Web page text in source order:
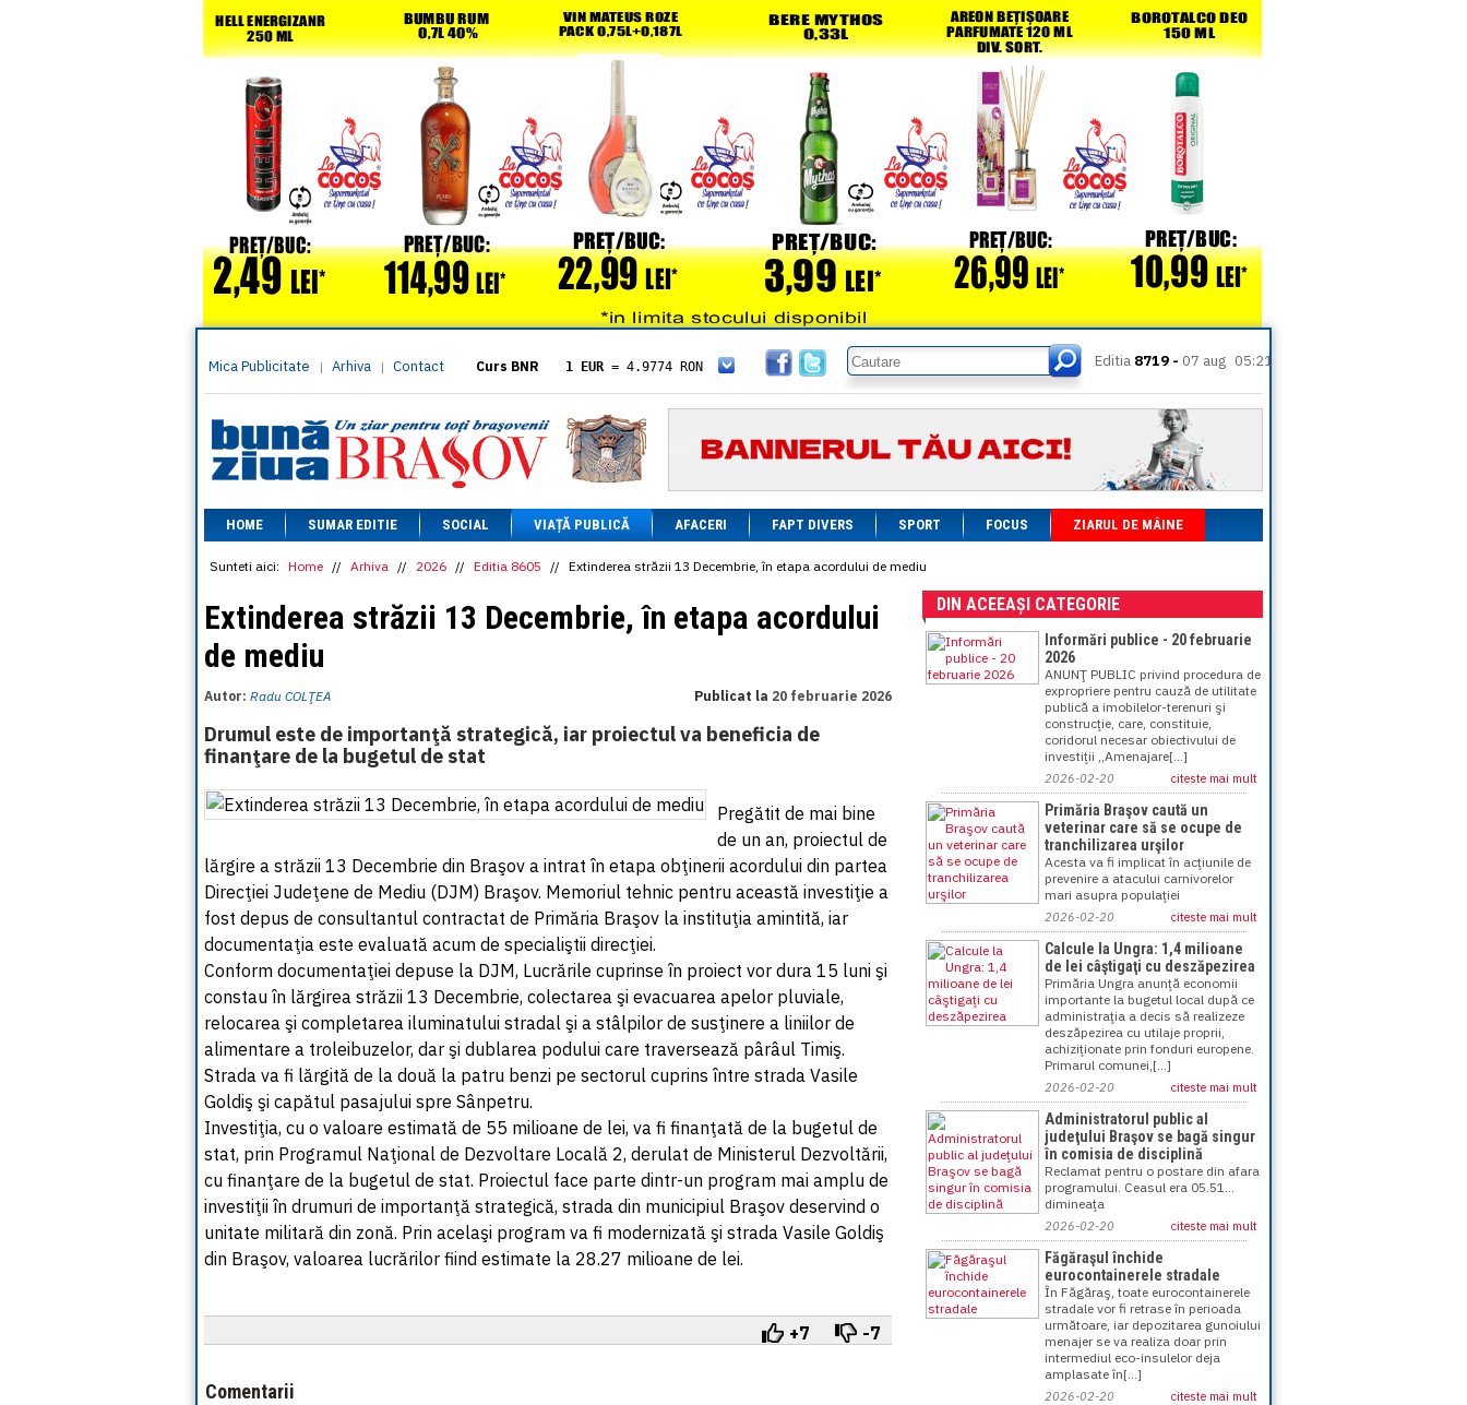
Mica Publicitate | Arhiva | Contact Curs BNR 1 EUR = 4.9774 RON
= 5.8304 RON
1 XAU= 464.4611 RON
1 AED= 1.1933 RON
1 AUD= 2.7957 RON
1 BGN= 2.5449 RON
1 CAD= 3.1559 RON
1 CHF= 5.2813 RON
1 CNY= 0.6015 RON
1 DKK = 0.6668 RON
1 EGP
= 0.0860 RON
= 0.3047 RON
1 MXN= 0.2227 RON
1 PLN= 1.1646 RON
1 RSD= 0.0425 RON
1 SEK
= 0.4526 RON
= 0.1141 RON
1 UAH= 0.1048 RON
1 XDR = 5.9383 RON
1 ZAR = 0.2318 RON
Editia 8719 - 07 aug 05:21
HOME SUMAR EDITIE SOCIAL VIAȚĂ PUBLICĂ AFACERI FAPT DIVERS SPORT FOCUS ZIARUL DE MÂINE
Sunteti aici: Home // Arhiva // 2026 // Editia 8605 // Extinderea străzii 13 Decembrie, în etapa acordului de mediu
Extinderea străzii 13 Decembrie, în etapa acordului
de mediu
Autor: Radu COLŢEA Publicat la 20 februarie 2026
Drumul este de importanţă strategică, iar proiectul va beneficia de
finanţare de la bugetul de stat
Pregătit de mai bine
de un an, proiectul de
lărgire a străzii 13 Decembrie din Braşov a intrat în etapa obţinerii acordului din partea
Direcţiei Judeţene de Mediu (DJM) Braşov. Memoriul tehnic pentru această investiţie a
fost depus de consultantul contractat de Primăria Braşov la instituţia amintită, iar
documentaţia este evaluată acum de specialiştii direcţiei.
Conform documentaţiei depuse la DJM, Lucrările cuprinse în proiect vor dura 15 luni şi
constau în lărgirea străzii 13 Decembrie, colectarea şi evacuarea apelor pluviale,
relocarea şi completarea iluminatului stradal şi a stâlpilor de susţinere a liniilor de
alimentare a troleibuzelor, dar şi dublarea podului care traversează pârâul Timiş.
Strada va fi lărgită de la două la patru benzi pe sectorul cuprins între strada Vasile
Goldiş şi capătul pasajului spre Sânpetru.
Investiţia, cu o valoare estimată de 55 milioane de lei, va fi finanţată de la bugetul de
stat, prin Programul Naţional de Dezvoltare Locală 2, derulat de Ministerul Dezvoltării,
cu finanţare de la bugetul de stat. Proiectul face parte dintr-un program mai amplu de
investiţii în drumuri de importanţă strategică, strada din municipiul Braşov deservind o
unitate militară din zonă. Prin acelaşi program va fi modernizată şi strada Vasile Goldiş
din Braşov, valoarea lucrărilor fiind estimate la 28.27 milioane de lei.
+7 -7
Comentarii
DIN ACEEAȘI CATEGORIE
Informări publice - 20 februarie
2026
ANUNŢ PUBLIC privind procedura de
expropriere pentru cauză de utilitate
publică a imobilelor-terenuri şi
construcţie, care, constituie,
coridorul necesar obiectivului de
investiţii ,,Amenajare[...]
2026-02-20 citeste mai mult
Primăria Braşov caută un
veterinar care să se ocupe de
tranchilizarea urşilor
Acesta va fi implicat în acţiunile de
prevenire a atacului carnivorelor
mari asupra populaţiei
2026-02-20 citeste mai mult
Calcule la Ungra: 1,4 milioane
de lei câştigaţi cu deszăpezirea
Primăria Ungra anunţă economii
importante la bugetul local după ce
administraţia a decis să realizeze
deszăpezirea cu utilaje proprii,
achiziţionate prin fonduri europene.
Primarul comunei,[...]
2026-02-20 citeste mai mult
Administratorul public al
judeţului Braşov se bagă singur
în comisia de disciplină
Reclamat pentru o postare din afara
programului. Ceasul era 05.51...
dimineaţa
2026-02-20 citeste mai mult
Făgăraşul închide
eurocontainerele stradale
În Făgăraş, toate eurocontainerele
stradale vor fi retrase în perioada
următoare, iar depozitarea gunoiului
menajer se va realiza doar prin
intermediul eco-insulelor deja
amplasate în[...]
2026-02-20 citeste mai mult